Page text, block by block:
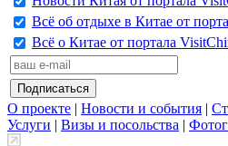
Всё об отдыхе в Китае от
Всё о Китае от портала
О проекте | Новости и события |
Услуги | Визы и посольства |